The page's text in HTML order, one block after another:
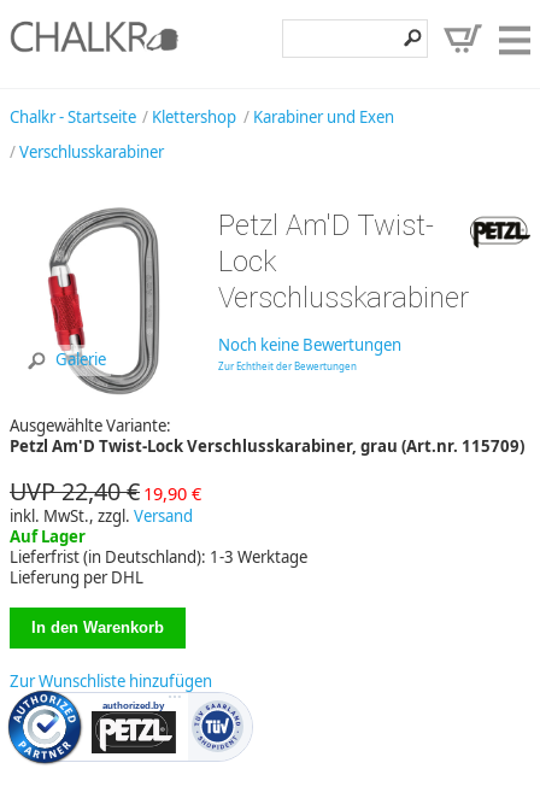
Angebote
Hilfe, Kontakt
Kundenbereich
Chalkr - Startseite Klettershop
Karabiner und Exen
Verschlusskarabiner
Galerie
Petzl Am'D Twist-
Lock
Verschlusskarabiner
Noch keine Bewertungen
Zur Echtheit der Bewertungen
Ausgewählte Variante:
Petzl Am'D Twist-Lock Verschlusskarabiner, grau (Art.nr. 115709)
UVP 22,40 € 19,90 €
inkl. MwSt., zzgl. Versand
Auf Lager
Lieferfrist (in Deutschland): 1-3 Werktage
Lieferung per DHL
Zur Wunschliste hinzufügen